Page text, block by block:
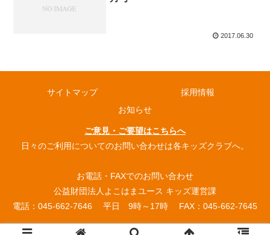
2017.06.30
サイトマップ
採用情報
お知らせ
ご意見・ご要望はこちらへ
日々のご利用についてのお問い合わせは各キッズクラブへ。
お電話・FAXでのお問い合わせ
公益財団法人よこはまユース キッズ運営課
電話：045-662-7646 平日 9時～17時 FAX：045-662-7645